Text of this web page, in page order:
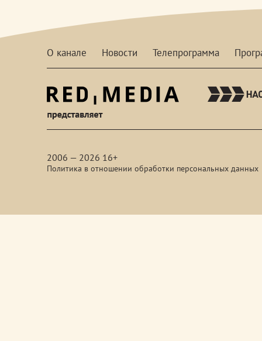
О канале Новости Телепрограмма
2006 — 2026 16+
Политика в отношении обработки персональных данных